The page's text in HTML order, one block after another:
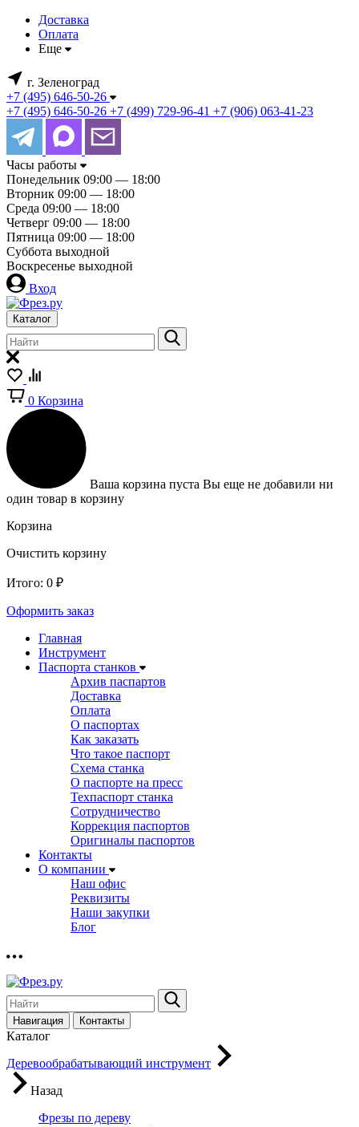
Доставка
Оплата
Еще
г. Зеленоград
+7 (495) 646-50-26
+7 (495) 646-50-26 +7 (499) 729-96-41 +7 (906) 063-41-23
Часы работы
Понедельник 09:00 — 18:00
Вторник 09:00 — 18:00
Среда 09:00 — 18:00
Четверг 09:00 — 18:00
Пятница 09:00 — 18:00
Суббота выходной
Воскресенье выходной
Вход
Каталог
0 Корзина
Ваша корзина пуста Вы еще не добавили ни
один товар в корзину
Корзина
Очистить корзину
Итого: 0 ₽
Оформить заказ
Главная
Инструмент
Паспорта станков
Архив паспартов
Доставка
Оплата
О паспортах
Как заказать
Что такое паспорт
Схема станка
О паспорте на пресс
Техпаспорт станка
Сотрудничество
Коррекция паспортов
Оригиналы паспортов
Контакты
О компании
Наш офис
Реквизиты
Наши закупки
Блог
Навигация Контакты
Каталог
Деревообрабатывающий инструмент
Назад
Фрезы по дереву